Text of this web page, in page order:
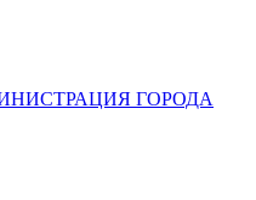
ГОРОДА